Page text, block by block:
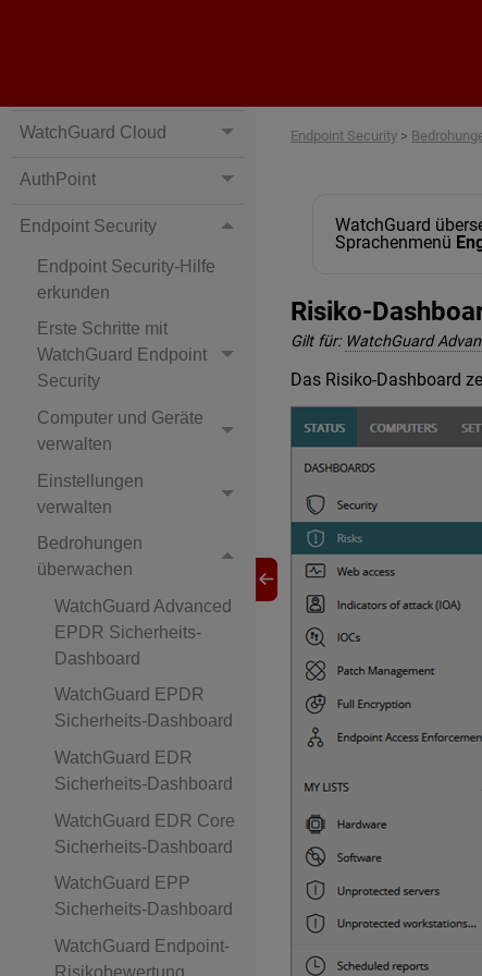
WatchGuard Cloud
AuthPoint
Endpoint Security
Endpoint Security-Hilfe
erkunden
Erste Schritte mit
WatchGuard Endpoint
Security
Computer und Geräte
verwalten
Einstellungen
verwalten
Bedrohungen
überwachen
WatchGuard Advanced
EPDR Sicherheits-
Dashboard
WatchGuard EPDR
Sicherheits-Dashboard
WatchGuard EDR
Sicherheits-Dashboard
WatchGuard EDR Core
Sicherheits-Dashboard
WatchGuard EPP
Sicherheits-Dashboard
WatchGuard Endpoint-
Risikobewertung
Endpoint Security >
WatchGuard
Sprachenmenü
Risiko-
Gilt für: WatchGuard
Das Risiko-Dashboard